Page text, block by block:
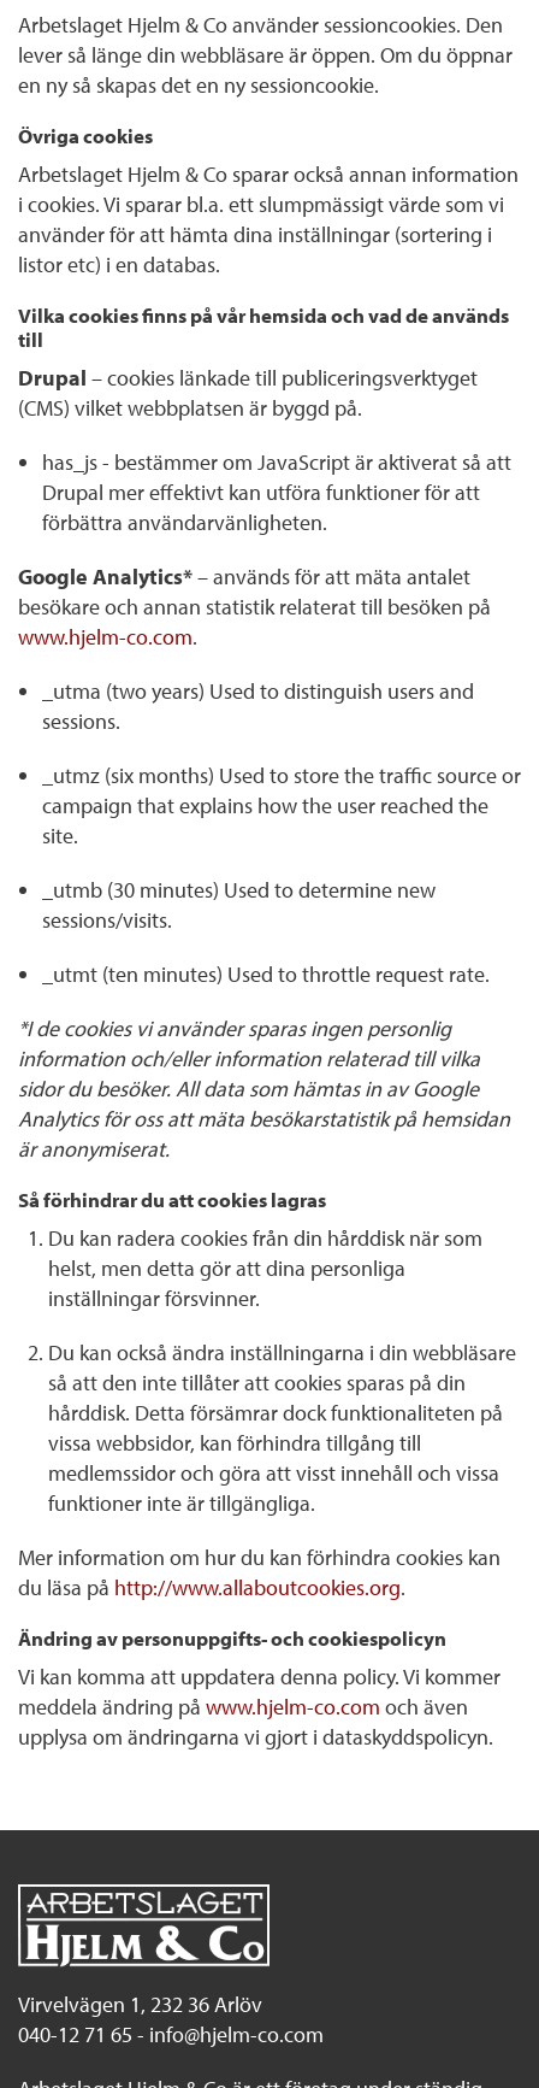
Arbetslaget Hjelm & Co använder sessioncookies. Den
lever så länge din webbläsare är öppen. Om du öppnar
en ny så skapas det en ny sessioncookie.
Övriga cookies
Arbetslaget Hjelm & Co sparar också annan information
i cookies. Vi sparar bl.a. ett slumpmässigt värde som vi
använder för att hämta dina inställningar (sortering i
listor etc) i en databas.
Vilka cookies finns på vår hemsida och vad de används
till
Drupal – cookies länkade till publiceringsverktyget
(CMS) vilket webbplatsen är byggd på.
has_js - bestämmer om JavaScript är aktiverat så att
Drupal mer effektivt kan utföra funktioner för att
förbättra användarvänligheten.
Google Analytics*– används för att mäta antalet
besökare och annan statistik relaterat till besöken på
www.hjelm-co.com.
_utma (two years) Used to distinguish users and
sessions.
_utmz (six months) Used to store the traffic source or
campaign that explains how the user reached the
site.
_utmb (30 minutes) Used to determine new
sessions/visits.
_utmt (ten minutes) Used to throttle request rate.
*I de cookies vi använder sparas ingen personlig
information och/eller information relaterad till vilka
sidor du besöker. All data som hämtas in av Google
Analytics för oss att mäta besökarstatistik på hemsidan
är anonymiserat.
Så förhindrar du att cookies lagras
Du kan radera cookies från din hårddisk när som
helst, men detta gör att dina personliga
inställningar försvinner.
Du kan också ändra inställningarna i din webbläsare
så att den inte tillåter att cookies sparas på din
hårddisk. Detta försämrar dock funktionaliteten på
vissa webbsidor, kan förhindra tillgång till
medlemssidor och göra att visst innehåll och vissa
funktioner inte är tillgängliga.
Mer information om hur du kan förhindra cookies kan
du läsa på http://www.allaboutcookies.org.
Ändring av personuppgifts- och cookiespolicyn
Vi kan komma att uppdatera denna policy. Vi kommer
meddela ändring på www.hjelm-co.com och även
upplysa om ändringarna vi gjort i dataskyddspolicyn.
Virvelvägen 1, 232 36 Arlöv
040-12 71 65 - info@hjelm-co.com